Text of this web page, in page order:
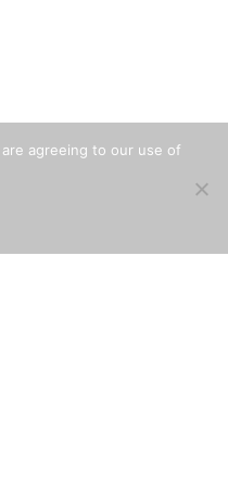
agreeing to our use of